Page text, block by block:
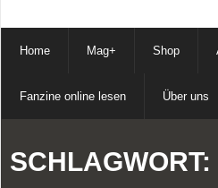
Home Mag+ Shop
Fanzine online lesen Über uns
SCHLAGWORT: